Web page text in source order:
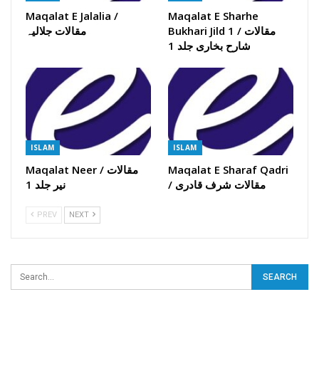
Maqalat E Jalalia /
مقالات جلالیہ
Maqalat E Sharhe
Bukhari Jild 1 / مقالات
شارح بخاری جلد 1
ISLAM
Maqalat Neer / مقالات
نیر جلد 1
ISLAM
Maqalat E Sharaf Qadri
/ مقالات شرف قادری
PREV NEXT